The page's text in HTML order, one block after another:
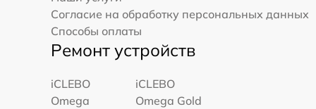
Согласие на обработку персональных данных
Способы оплаты
Ремонт устройств
iCLEBO
Omega
iCLEBO
Omega Gold